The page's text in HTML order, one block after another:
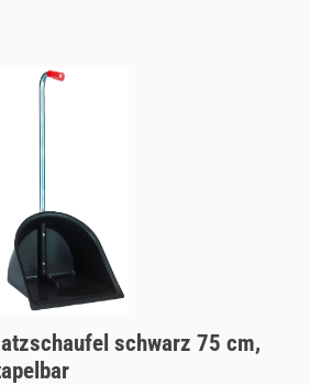
schwarz 75 cm,